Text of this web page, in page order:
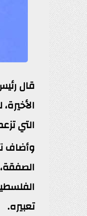
قال
التي
وأضاف
تعبيره.